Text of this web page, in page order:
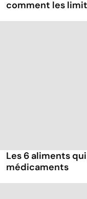
comment les
Les 6 aliments
médicaments